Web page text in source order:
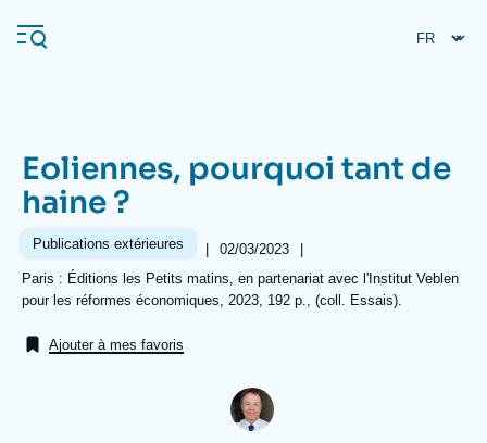
au
contenu
Navigation
principale
L'Ifri
Analyses
À propos de l'Ifri
Proche-Orient
Eoliennes, pourquoi tant de
haine ?
Publications extérieures |
Date
publication
02/03/2023
|
Références
Paris : Éditions les Petits matins, en partenariat avec l'Institut Veblen
pour les réformes économiques, 2023, 192 p., (coll. Essais).
Ajouter à mes favoris